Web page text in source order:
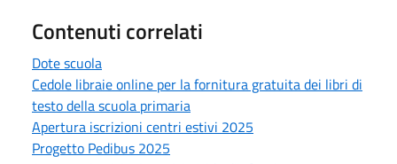
Contenuti correlati
Dote scuola
Cedole libraie online per la fornitura gratuita dei libri di
testo della scuola primaria
Apertura iscrizioni centri estivi 2025
Progetto Pedibus 2025